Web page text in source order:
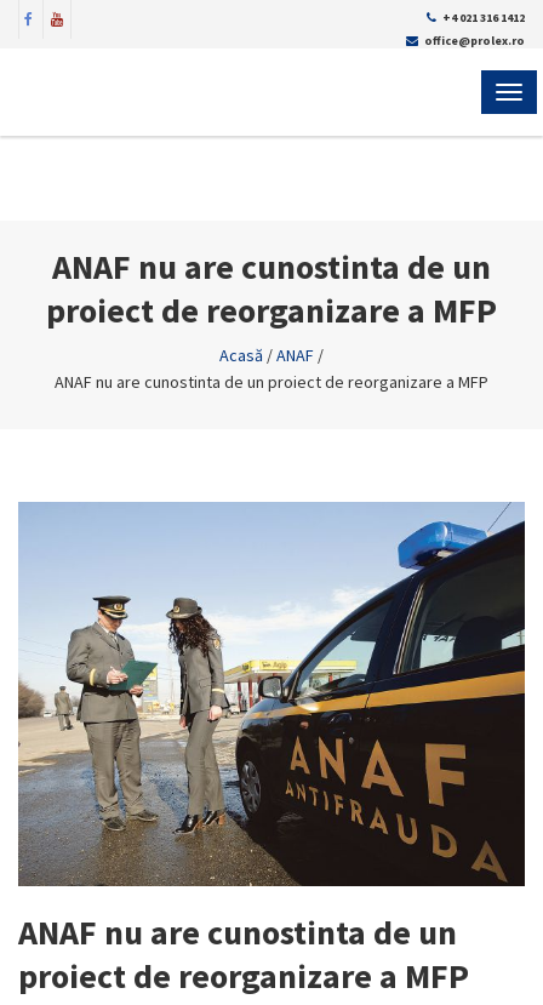
+4 021 316 1412
office@prolex.ro
ANAF nu are cunostinta de un
proiect de reorganizare a MFP
Acasă /ANAF /
ANAF nu are cunostinta de un proiect de reorganizare a MFP
ANAF nu are cunostinta de un
proiect de reorganizare a MFP